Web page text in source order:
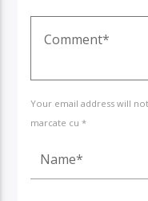
Your email address will
marcate cu *